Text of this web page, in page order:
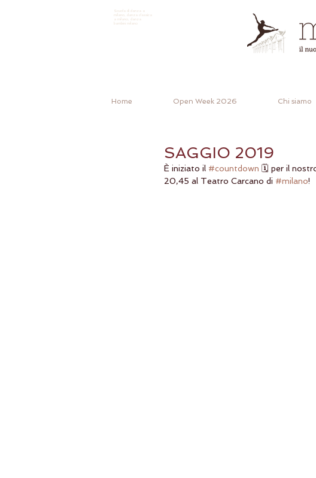
Scuola di danza a
milano, danza classica
a milano, danza
bambini milano
Home Open Week 2026 Chi siamo
SAGGIO 2019
È iniziato il #countdown 🗓️ per il
20,45 al Teatro Carcano di #milano!